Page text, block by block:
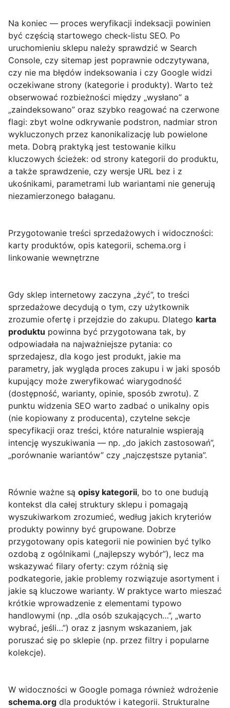
Na koniec — proces weryfikacji indeksacji powinien
być częścią startowego check-listu SEO. Po
uruchomieniu sklepu należy sprawdzić w Search
Console, czy sitemap jest poprawnie odczytywana,
czy nie ma błędów indeksowania i czy Google widzi
oczekiwane strony (kategorie i produkty). Warto też
obserwować rozbieżności między „wysłano” a
„zaindeksowano” oraz szybko reagować na czerwone
flagi: zbyt wolne odkrywanie podstron, nadmiar stron
wykluczonych przez kanonikalizację lub powielone
meta. Dobrą praktyką jest testowanie kilku
kluczowych ścieżek: od strony kategorii do produktu,
a także sprawdzenie, czy wersje URL bez i z
ukośnikami, parametrami lub wariantami nie generują
niezamierzonego bałaganu.
Przygotowanie treści sprzedażowych i widoczności:
karty produktów, opis kategorii, schema.org i
linkowanie wewnętrzne
Gdy sklep internetowy zaczyna „żyć”, to treści
sprzedażowe decydują o tym, czy użytkownik
zrozumie ofertę i przejdzie do zakupu. Dlatego karta
produktu powinna być przygotowana tak, by
odpowiadała na najważniejsze pytania: co
sprzedajesz, dla kogo jest produkt, jakie ma
parametry, jak wygląda proces zakupu i w jaki sposób
kupujący może zweryfikować wiarygodność
(dostępność, warianty, opinie, sposób zwrotu). Z
punktu widzenia SEO warto zadbać o unikalny opis
(nie kopiowany z producenta), czytelne sekcje
specyfikacji oraz treści, które naturalnie wspierają
intencję wyszukiwania — np. „do jakich zastosowań”,
„porównanie wariantów” czy „najczęstsze pytania”.
Równie ważne są opisy kategorii, bo to one budują
kontekst dla całej struktury sklepu i pomagają
wyszukiwarkom zrozumieć, według jakich kryteriów
produkty powinny być grupowane. Dobrze
przygotowany opis kategorii nie powinien być tylko
ozdobą z ogólnikami („najlepszy wybór”), lecz ma
wskazywać filary oferty: czym różnią się
podkategorie, jakie problemy rozwiązuje asortyment i
jakie są kluczowe warianty. W praktyce warto mieszać
krótkie wprowadzenie z elementami typowo
handlowymi (np. „dla osób szukających…”, „warto
wybrać, jeśli…”) oraz z jasnym wskazaniem, jak
poruszać się po sklepie (np. przez filtry i popularne
kolekcje).
W widoczności w Google pomaga również wdrożenie
schema.org dla produktów i kategorii. Strukturalne